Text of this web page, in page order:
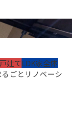
戸建てLDK家全体
ごとリノベーシ